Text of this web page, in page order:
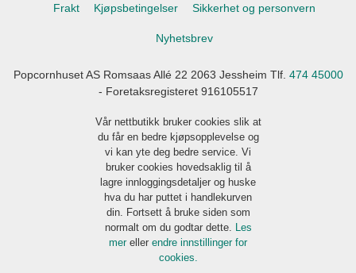
Frakt Kjøpsbetingelser Sikkerhet og personvern
Nyhetsbrev
Popcornhuset AS Romsaas Allé 22 2063 Jessheim Tlf. 474 45000
- Foretaksregisteret 916105517
Vår nettbutikk bruker cookies slik at
du får en bedre kjøpsopplevelse og
vi kan yte deg bedre service. Vi
bruker cookies hovedsaklig til å
lagre innloggingsdetaljer og huske
hva du har puttet i handlekurven
din. Fortsett å bruke siden som
normalt om du godtar dette. Les
mer eller endre innstillinger for
cookies.